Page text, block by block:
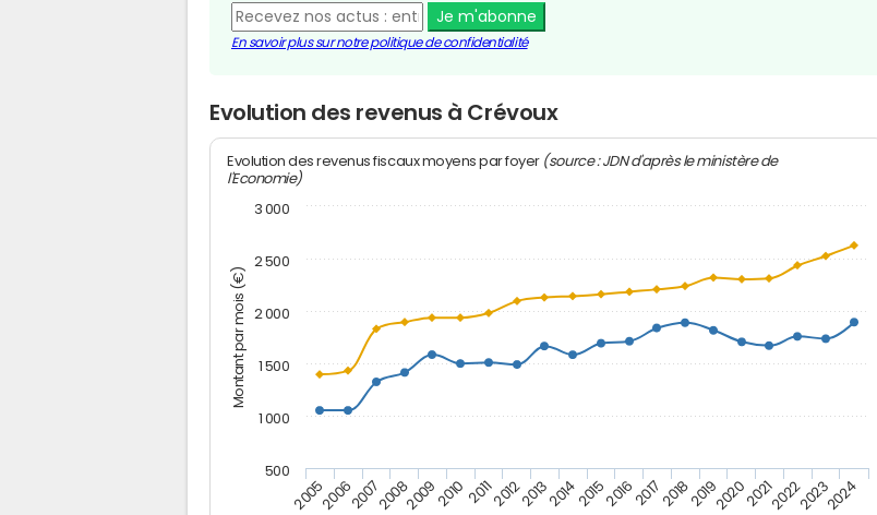
Je m'abonne
En savoir plus sur notre politique de confidentialité
Evolution des revenus à Crévoux
Montant par mois (€)
Evolution des revenus fiscaux moyens par foyer (source : JDN d'après le ministère de
l'Economie)
200520062007200820092010 20112012201320142015201620172018201920202021202220232024
500
1 000
1 500
2 000
2 500
3 000